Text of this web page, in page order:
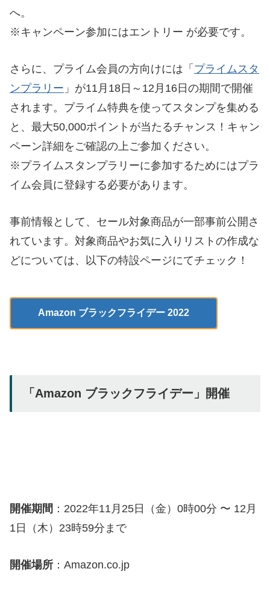
へ。
※キャンペーン参加にはエントリー が必要です。
さらに、プライム会員の方向けには「 プライムスタ
ンプラリー 」が11月18日～12月16日の期間で開催
されます。プライム特典を使ってスタンプを集める
と、最大50,000ポイントが当たるチャンス！キャン
ペーン詳細をご確認の上ご参加ください。
※プライムスタンプラリーに参加するためにはプラ
イム会員に登録する必要があります。
事前情報として、セール対象商品が一部事前公開さ
れています。対象商品やお気に入りリストの作成な
どについては、以下の特設ページにてチェック！
Amazon ブラックフライデー 2022
「Amazon ブラックフライデー」開催
開催期間 ：2022年11月25日（金）0時00分 〜 12月
1日（木）23時59分まで
開催場所 ：Amazon.co.jp